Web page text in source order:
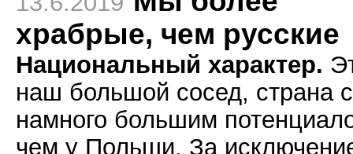
храбрые, чем русские
Национальный характер.
наш большой сосед, страна с
намного большим
чем у Польши. За